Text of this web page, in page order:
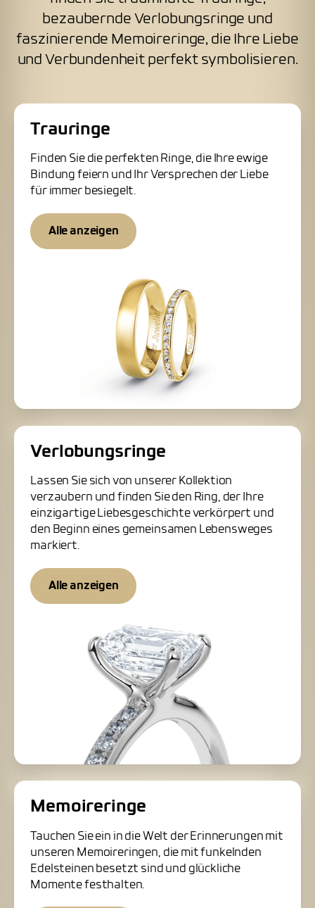
bezaubernde Verlobungsringe und
faszinierende Memoireringe, die Ihre Liebe
und Verbundenheit perfekt symbolisieren.
Trauringe
Finden Sie die perfekten Ringe, die Ihre ewige
Bindung feiern und Ihr Versprechen der Liebe
für immer besiegelt.
Alle anzeigen
Verlobungsringe
Lassen Sie sich von unserer Kollektion
verzaubern und finden Sie den Ring, der Ihre
einzigartige Liebesgeschichte verkörpert und
den Beginn eines gemeinsamen Lebensweges
markiert.
Alle anzeigen
Memoireringe
Tauchen Sie ein in die Welt der Erinnerungen mit
unseren Memoireringen, die mit funkelnden
Edelsteinen besetzt sind und glückliche
Momente festhalten.